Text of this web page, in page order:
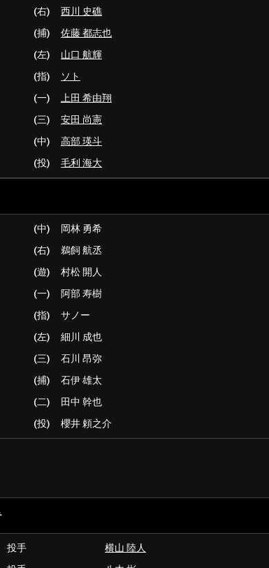
(右) 西川 史礁
(捕) 佐藤 都志也
(左) 山口 航輝
(指) ソト
(一) 上田 希由翔
(三) 安田 尚憲
(中) 高部 瑛斗
(投)
毛利 海大
(中) 岡林 勇希
(右) 鵜飼 航丞
(遊) 村松 開人
(一) 阿部 寿樹
(指) サノー
(左) 細川 成也
(三) 石川 昂弥
(捕) 石伊 雄太
(二) 田中 幹也
(投)
櫻井 頼之介
投手 横山 陸人